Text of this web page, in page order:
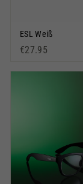
ESL Weiß
€27.95